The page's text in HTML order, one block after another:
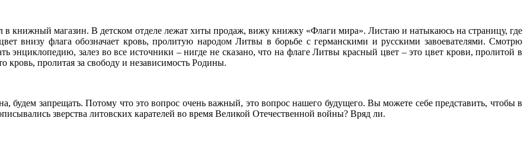
в книжный магазин. В детском отделе лежат хиты продаж, вижу книжку «Флаги мира». Листаю и натыкаюсь на страницу, где
внизу флага обозначает кровь, пролитую народом Литвы в борьбе с германскими и русскими завоевателями. Смотрю
энциклопедию, залез во все источники – нигде не сказано, что на флаге Литвы красный цвет – это цвет крови, пролитой в
кровь, пролитая за свободу и независимость Родины.
будем запрещать. Потому что это вопрос очень важный, это вопрос нашего будущего. Вы можете себе представить, чтобы в
зверства литовских карателей во время Великой Отечественной войны? Вряд ли.